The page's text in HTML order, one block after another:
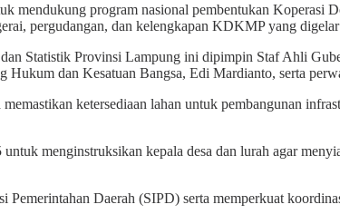
mendukung program nasional pembentukan Koperasi
pergudangan, dan kelengkapan KDKMP yang
Statistik Provinsi Lampung ini dipimpin Staf Ahli
dan Kesatuan Bangsa, Edi Mardianto, serta
ketersediaan lahan untuk pembangunan
menginstruksikan kepala desa dan lurah agar
Daerah (SIPD) serta memperkuat